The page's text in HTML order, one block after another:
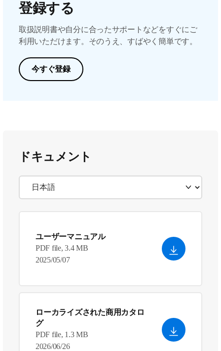
登録する
取扱説明書や自分に合ったサポートなどをすぐにご
利用いただけます。そのうえ、すばやく簡単です。
今すぐ登録
ドキュメント
ユーザーマニュアル
PDF file, 3.4 MB
2025/05/07
ローカライズされた商用カタロ
グ
PDF file, 1.3 MB
2026/06/26